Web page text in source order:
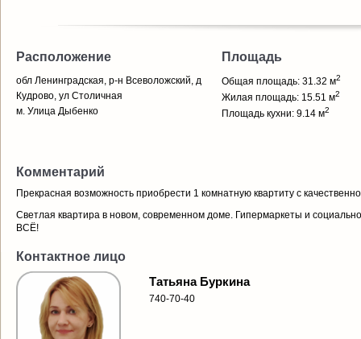
Расположение
обл Ленинградская, р-н Всеволожский, д
Кудрово, ул Столичная
м. Улица Дыбенко
Площадь
Общая площадь: 31.32 м2
Жилая площадь: 15.51 м2
Площадь кухни: 9.14 м2
Комментарий
Прекрасная возможность приобрести 1 комнатную квартиту с
Светлая квартира в новом, современном доме. Гипермаркеты и
ВСЁ!
Контактное лицо
Татьяна Буркина
740-70-40